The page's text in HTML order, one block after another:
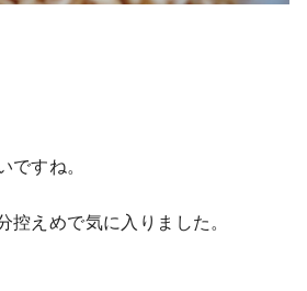
すね。
えめで気に入りました。